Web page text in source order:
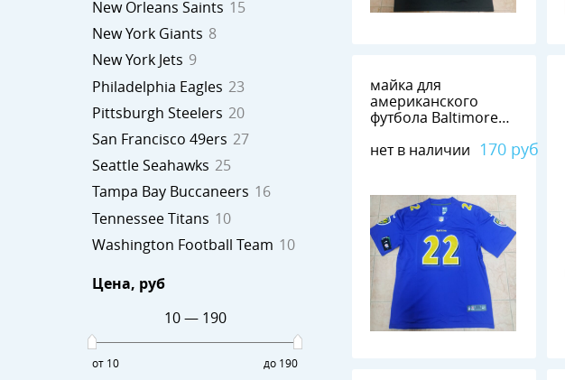
New Orleans Saints 15
New York Giants 8
New York Jets 9
Philadelphia Eagles 23
Pittsburgh Steelers 20
San Francisco 49ers 27
Seattle Seahawks 25
Tampa Bay Buccaneers 16
Tennessee Titans 10
Washington Football Team 10
Цена, руб
10 — 190
от 10 до 190
майка для
американского
футбола Baltimore
нет в наличии 170 руб